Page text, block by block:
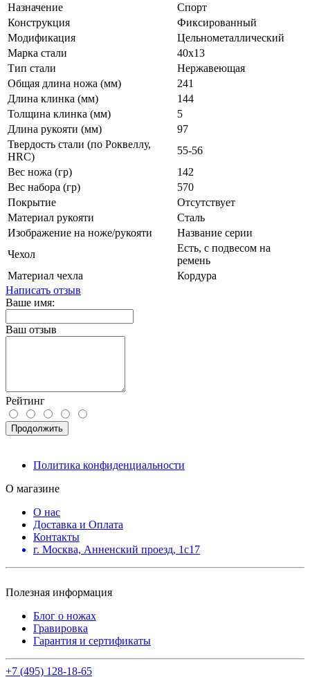
Назначение
Спорт
Конструкция
Фиксированный
Модификация
Цельнометаллический
Марка стали
40x13
Тип стали
Нержавеющая
Общая длина ножа (мм)
241
Длина клинка (мм)
144
Толщина клинка (мм)
5
Длина рукояти (мм)
97
Твердость стали (по Роквеллу,
HRC)
55-56
Вес ножа (гр)
142
Вес набора (гр)
570
Покрытие
Отсутствует
Материал рукояти
Сталь
Изображение на ноже/рукояти
Название серии
Чехол
Есть, с подвесом на
ремень
Материал чехла
Кордура
Написать отзыв
Ваше имя:
Ваш отзыв
Рейтинг
Продолжить
Политика конфиденциальности
О магазине
О нас
Доставка и Оплата
Контакты
г. Москва, Анненский проезд, 1с17
Полезная информация
Блог о ножах
Гравировка
Гарантия и сертификаты
+7 (495) 128-18-65